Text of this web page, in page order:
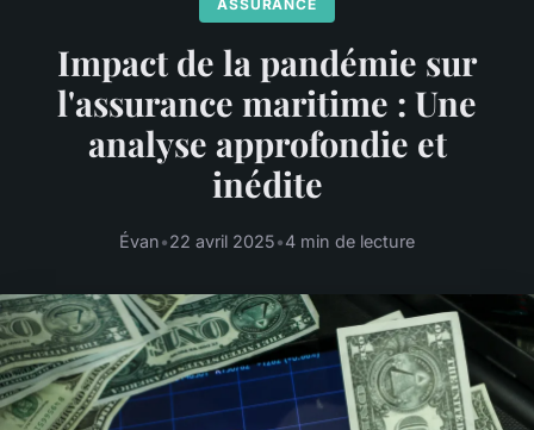
ASSURANCE
Impact de la pandémie sur
l'assurance maritime : Une
analyse approfondie et
inédite
Évan•22 avril 2025•4 min de lecture